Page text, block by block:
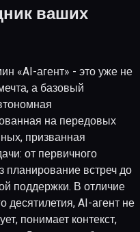
ваших
«AI-агент» - это уже не
а базовый
на передовых
призванная
от первичного
планирование встреч до
поддержки. В отличие
AI-агент не
понимает контекст,